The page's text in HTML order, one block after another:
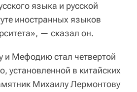
языка и русской
иностранных языков
— сказал он.
и Мефодию стал четвертой
установленной в китайских
Михаилу Лермонтову